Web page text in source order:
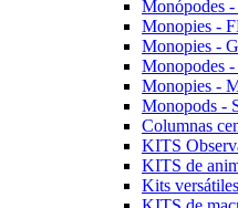
Monópodes
Monopies -
Monopies -
Monopodes
Monopies -
Monopods -
Columnas
KITS
KITS de
Kits versátiles